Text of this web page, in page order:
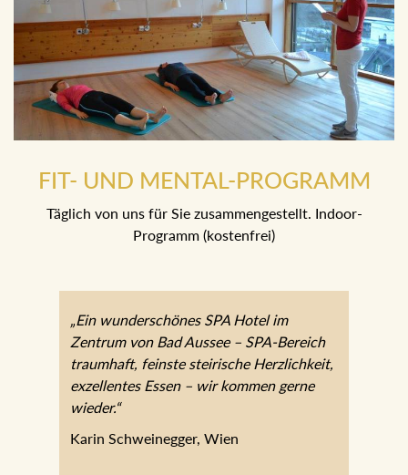
FIT- UND MENTAL-PROGRAMM
Täglich von uns für Sie zusammengestellt. Indoor-
Programm (kostenfrei)
„Ein wunderschönes SPA Hotel im
Zentrum von Bad Aussee – SPA-Bereich
traumhaft, feinste steirische Herzlichkeit,
exzellentes Essen – wir kommen gerne
wieder.“
Karin Schweinegger, Wien